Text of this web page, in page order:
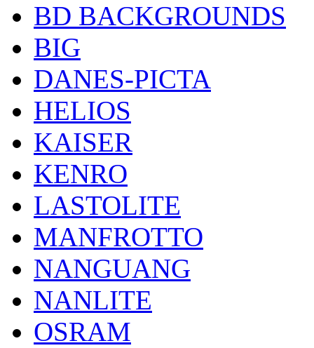
BD BACKGROUNDS
BIG
DANES-PICTA
HELIOS
KAISER
KENRO
LASTOLITE
MANFROTTO
NANGUANG
NANLITE
OSRAM